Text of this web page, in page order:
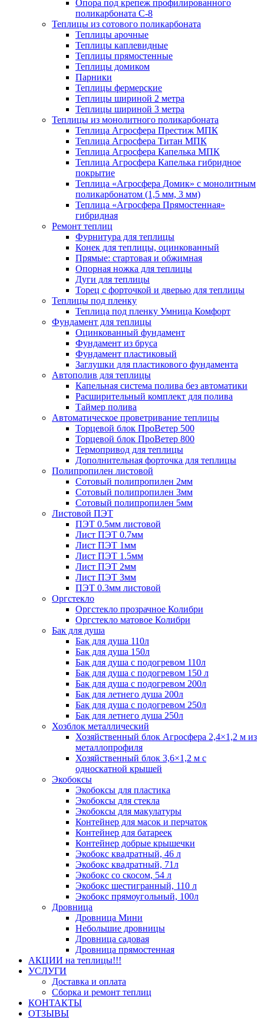
Опора под крепеж профилированного
поликарбоната С-8
Теплицы из сотового поликарбоната
Теплицы арочные
Теплицы каплевидные
Теплицы прямостенные
Теплицы домиком
Парники
Теплицы фермерские
Теплицы шириной 2 метра
Теплицы шириной 3 метра
Теплицы из монолитного поликарбоната
Теплица Агросфера Престиж МПК
Теплица Агросфера Титан МПК
Теплица Агросфера Капелька МПК
Теплица Агросфера Капелька гибридное
покрытие
Теплица «Агросфера Домик» с монолитным
поликарбонатом (1,5 мм, 3 мм)
Теплица «Агросфера Прямостенная»
гибридная
Ремонт теплиц
Фурнитура для теплицы
Конек для теплицы, оцинкованный
Прямые: стартовая и обжимная
Опорная ножка для теплицы
Дуги для теплицы
Торец с форточкой и дверью для теплицы
Теплицы под пленку
Теплица под пленку Умница Комфорт
Фундамент для теплицы
Оцинкованный фундамент
Фундамент из бруса
Фундамент пластиковый
Заглушки для пластикового фундамента
Автополив для теплицы
Капельная система полива без автоматики
Расширительный комплект для полива
Таймер полива
Автоматическое проветривание теплицы
Торцевой блок ПроВетер 500
Торцевой блок ПроВетер 800
Термопривод для теплицы
Дополнительная форточка для теплицы
Полипропилен листовой
Сотовый полипропилен 2мм
Сотовый полипропилен 3мм
Сотовый полипропилен 5мм
Листовой ПЭТ
ПЭТ 0.5мм листовой
Лист ПЭТ 0.7мм
Лист ПЭТ 1мм
Лист ПЭТ 1.5мм
Лист ПЭТ 2мм
Лист ПЭТ 3мм
ПЭТ 0.3мм листовой
Оргстекло
Оргстекло прозрачное Колибри
Оргстекло матовое Колибри
Бак для душа
Бак для душа 110л
Бак для душа 150л
Бак для душа с подогревом 110л
Бак для душа с подогревом 150 л
Бак для душа с подогревом 200л
Бак для летнего душа 200л
Бак для душа с подогревом 250л
Бак для летнего душа 250л
Хозблок металлический
Хозяйственный блок Агросфера 2,4×1,2 м из
металлопрофиля
Хозяйственный блок 3,6×1,2 м с
односкатной крышей
Экобоксы
Экобоксы для пластика
Экобоксы для стекла
Экобоксы для макулатуры
Контейнер для масок и перчаток
Контейнер для батареек
Контейнер добрые крышечки
Экобокс квадратный, 46 л
Экобокс квадратный, 71л
Экобокс со скосом, 54 л
Экобокс шестигранный, 110 л
Экобокс прямоугольный, 100л
Дровница
Дровница Мини
Небольшие дровницы
Дровница садовая
Дровница прямостенная
АКЦИИ на теплицы!!!
УСЛУГИ
Доставка и оплата
Сборка и ремонт теплиц
КОНТАКТЫ
ОТЗЫВЫ